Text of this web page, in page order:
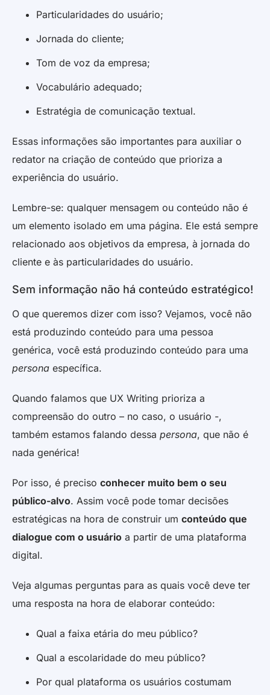
Particularidades do usuário;
Jornada do cliente;
Tom de voz da empresa;
Vocabulário adequado;
Estratégia de comunicação textual.
Essas informações são importantes para auxiliar o
redator na criação de conteúdo que prioriza a
experiência do usuário.
Lembre-se: qualquer mensagem ou conteúdo não é
um elemento isolado em uma página. Ele está sempre
relacionado aos objetivos da empresa, à jornada do
cliente e às particularidades do usuário.
Sem informação não há conteúdo estratégico!
O que queremos dizer com isso? Vejamos, você não
está produzindo conteúdo para uma pessoa
genérica, você está produzindo conteúdo para uma
persona específica.
Quando falamos que UX Writing prioriza a
compreensão do outro – no caso, o usuário -,
também estamos falando dessa persona, que não é
nada genérica!
Por isso, é preciso conhecer muito bem o seu
público-alvo. Assim você pode tomar decisões
estratégicas na hora de construir um conteúdo que
dialogue com o usuário a partir de uma plataforma
digital.
Veja algumas perguntas para as quais você deve ter
uma resposta na hora de elaborar conteúdo:
Qual a faixa etária do meu público?
Qual a escolaridade do meu público?
Por qual plataforma os usuários costumam